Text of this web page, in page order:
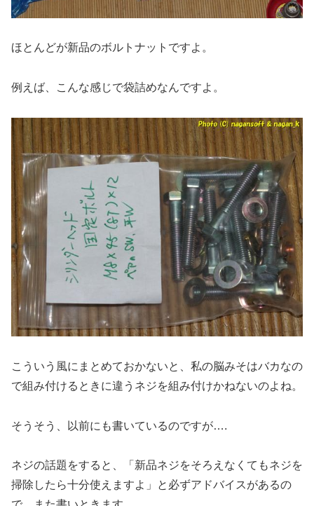
ほとんどが新品のボルトナットですよ。
例えば、こんな感じで袋詰めなんですよ。
こういう風にまとめておかないと、私の脳みそはバカなの
で組み付けるときに違うネジを組み付けかねないのよね。
そうそう、以前にも書いているのですが….
ネジの話題をすると、「新品ネジをそろえなくてもネジを
掃除したら十分使えますよ」と必ずアドバイスがあるの